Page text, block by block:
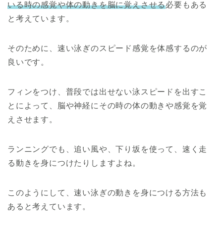
いる時の感覚や体の動きを脳に覚えさせる必要もある
と考えています。
そのために、速い泳ぎのスピード感覚を体感するのが
良いです。
フィンをつけ、普段では出せない泳スピードを出すこ
とによって、脳や神経にその時の体の動きや感覚を覚
えさせます。
ランニングでも、追い風や、下り坂を使って、速く走
る動きを身につけたりしますよね。
このようにして、速い泳ぎの動きを身につける方法も
あると考えています。